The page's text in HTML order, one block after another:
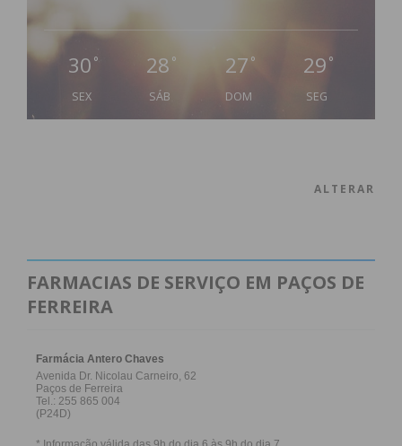
30 °
SEX
28 °
SÁB
27 °
DOM
29 °
SEG
ALTERAR
FARMACIAS DE SERVIÇO EM PAÇOS DE
FERREIRA